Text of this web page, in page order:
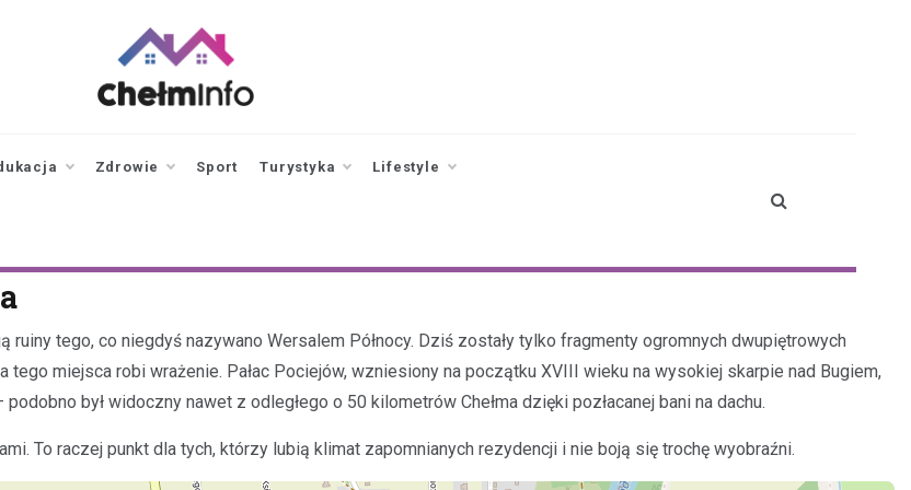
Zdrowie Sport Turystyka Lifestyle
tego, co niegdyś nazywano Wersalem Północy. Dziś zostały tylko fragmenty ogromnych dwupiętrowych
miejsca robi wrażenie. Pałac Pociejów, wzniesiony na początku XVIII wieku na wysokiej skarpie nad Bugiem,
był widoczny nawet z odległego o 50 kilometrów Chełma dzięki pozłacanej bani na dachu.
To raczej punkt dla tych, którzy lubią klimat zapomnianych rezydencji i nie boją się trochę wyobraźni.